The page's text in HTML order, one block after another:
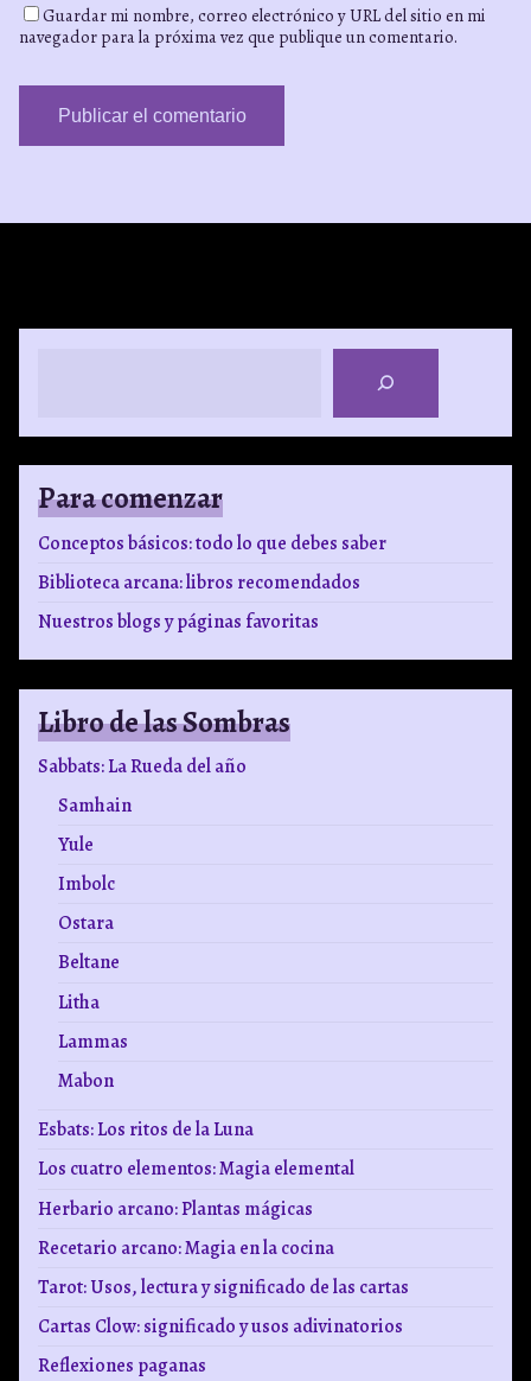
Guardar mi nombre, correo electrónico y URL del sitio en mi
navegador para la próxima vez que publique un comentario.
Para comenzar
Conceptos básicos: todo lo que debes saber
Biblioteca arcana: libros recomendados
Nuestros blogs y páginas favoritas
Libro de las Sombras
Sabbats: La Rueda del año
Samhain
Yule
Imbolc
Ostara
Beltane
Litha
Lammas
Mabon
Esbats: Los ritos de la Luna
Los cuatro elementos: Magia elemental
Herbario arcano: Plantas mágicas
Recetario arcano: Magia en la cocina
Tarot: Usos, lectura y significado de las cartas
Cartas Clow: significado y usos adivinatorios
Reflexiones paganas